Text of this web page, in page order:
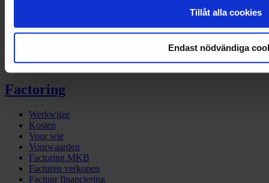
Tillåt alla cookies
Endast nödvändiga
Facebook
Twitter
Factoring
Werkwijze
Kosten
Voor wie
Voorwaarden
Factoring MKB
Facturen verkopen
Factuur financiering